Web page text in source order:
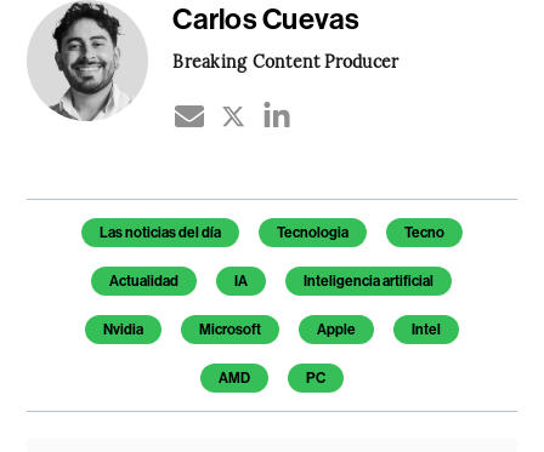
Carlos Cuevas
Breaking Content Producer
Temas de este artículo
Las noticias del día Tecnologia Tecno
Actualidad IA Inteligencia artificial
Nvidia Microsoft Apple Intel
AMD PC